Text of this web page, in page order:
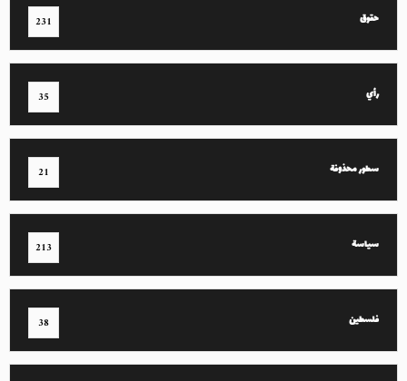
حقوق 231
رأي 35
سطور محذوفة 21
سياسة 213
فلسطين 38